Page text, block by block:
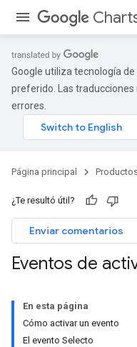
Google utiliza tecnología
preferido. Las
errores.
Página principal
¿Te resultó útil?
Enviar comentarios
Eventos de
En esta página
Cómo activar un evento
El evento Selecto